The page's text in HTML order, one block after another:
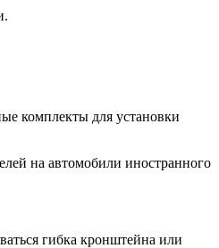
комплекты для установки
на автомобили иностранного
гибка кронштейна или